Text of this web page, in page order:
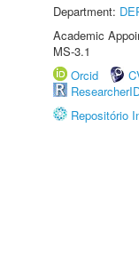
Department:
Academic
MS-3.1
Orcid
Repositório